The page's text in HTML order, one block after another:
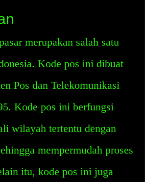
merupakan salah satu
Kode pos ini dibuat
Pos dan Telekomunikasi
Kode pos ini berfungsi
wilayah tertentu dengan
mempermudah proses
itu, kode pos ini juga